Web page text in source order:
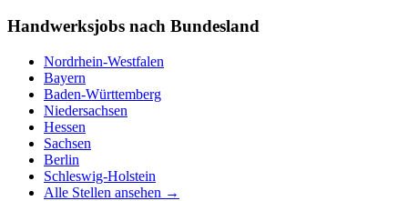
Handwerksjobs nach Bundesland
Nordrhein-Westfalen
Bayern
Baden-Württemberg
Niedersachsen
Hessen
Sachsen
Berlin
Schleswig-Holstein
Alle Stellen ansehen →